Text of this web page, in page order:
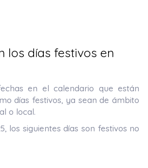
los días festivos en
en el calendario que están
días festivos, ya sean de ámbito
o local.
los siguientes días son festivos no